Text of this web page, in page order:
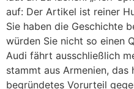
auf: Der Artikel ist reiner
Sie haben die Geschichte
würden Sie nicht so einen
Audi fährt ausschließlich
stammt aus Armenien,
begründetes Vorurteil